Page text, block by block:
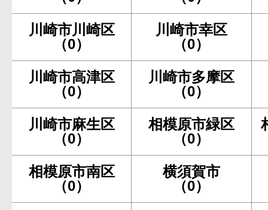
川崎市川崎区
（0）
川崎市幸区
（0）
川崎市高津区
（0）
川崎市多摩区
（0）
川崎市麻生区
（0）
相模原市緑区
（0）
相模原市南区
（0）
横須賀市
（0）